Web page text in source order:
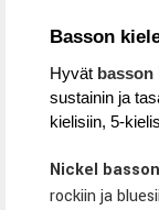
Basson
Hyvät basson
sustainin ja
kielisiin, 5-
Nickel
rockiin ja